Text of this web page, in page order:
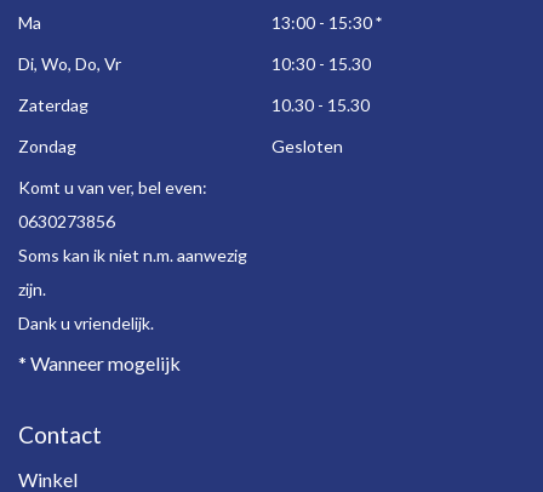
Ma 13:00 - 15:30*
Di, Wo, Do, Vr
10:30 - 15.30
Zaterdag
10.30 - 15.30
Zondag
Gesloten
Komt u van ver, bel even:
0630273856
Soms kan ik niet n.m. aanwezig
zijn.
Dank u vriendelijk.
* Wanneer mogelijk
Contact
Winkel